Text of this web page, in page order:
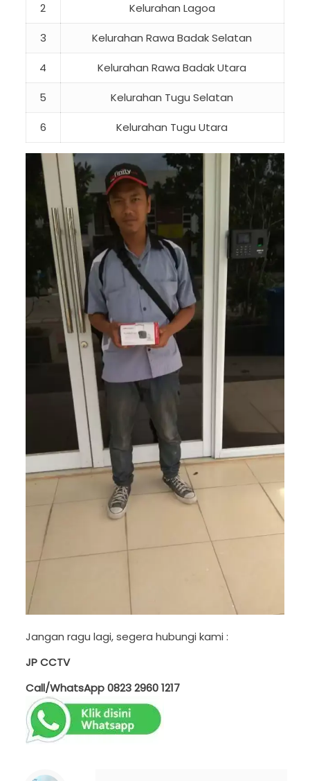
2 Kelurahan Lagoa
3 Kelurahan Rawa Badak Selatan
4 Kelurahan Rawa Badak Utara
5 Kelurahan Tugu Selatan
6 Kelurahan Tugu Utara
Jangan ragu lagi, segera hubungi kami :
JP CCTV
Call/WhatsApp0823 2960 1217